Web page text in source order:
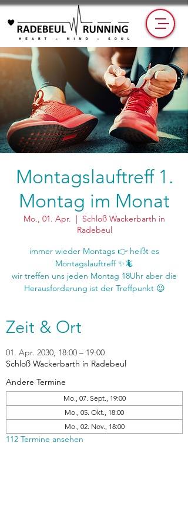
Montagslauftreff 1.
Montag im Monat
Mo., 01. Apr.
  |
Schloß Wackerbarth in
Radebeul
immer wieder Montags 👉 heißt es
Montagslauftreff ✨🦎
wir treffen uns jeden Montag 18Uhr aber die
Zeit & Ort
01. Apr. 2030, 18:00 – 19:00
Schloß Wackerbarth in Radebeul
Andere Termine
Mo., 07. Sept., 19:00
Mo., 05. Okt., 18:00
Mo., 02. Nov., 18:00
112 Termine ansehen